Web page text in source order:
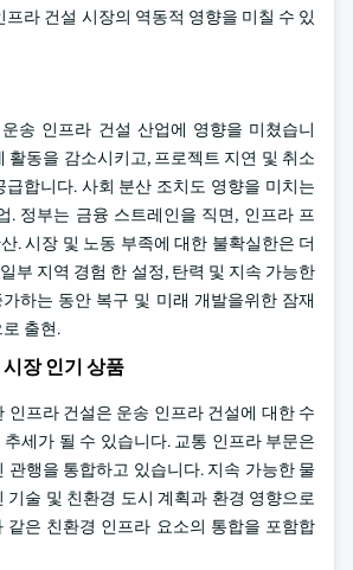
프라 건설 시장의 역동적 영향을 미칠 수 있
운송 인프라 건설 산업에 영향을 미쳤습니
활동을 감소시키고, 프로젝트 지연 및 취소
급합니다. 사회 분산 조치도 영향을 미치는
. 정부는 금융 스트레인을 직면, 인프라 프
. 시장 및 노동 부족에 대한 불확실한은 더
부 지역 경험 한 설정, 탄력 및 지속 가능한
하는 동안 복구 및 미래 개발을위한 잠재
출현.
장 인기 상품
인프라 건설은 운송 인프라 건설에 대한 수
세가 될 수 있습니다. 교통 인프라 부문은
관행을 통합하고 있습니다. 지속 가능한 물
기술 및 친환경 도시 계획과 환경 영향으로
같은 친환경 인프라 요소의 통합을 포함합